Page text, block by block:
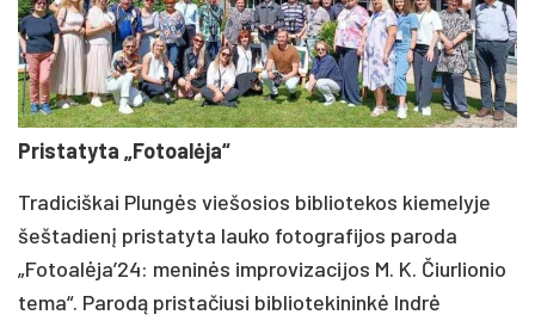
Pristatyta „Fotoalėja“
Tradiciškai Plungės viešosios bibliotekos kiemelyje
šeštadienį pristatyta lauko fotografijos paroda
„Fotoalėja’24: meninės improvizacijos M. K. Čiurlionio
tema“. Parodą pristačiusi bibliotekininkė Indrė